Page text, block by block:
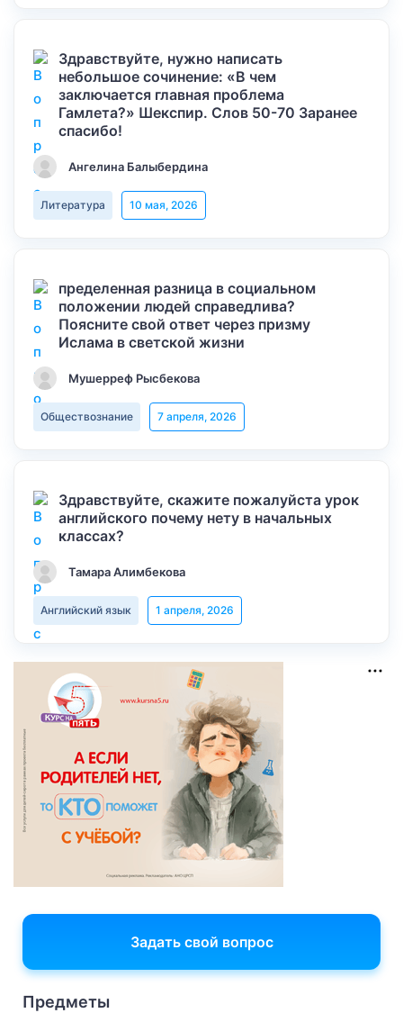
Здравствуйте, нужно написать
небольшое сочинение: «В чем
заключается главная проблема
Гамлета?» Шекспир. Слов 50-70 Заранее
спасибо!
Ангелина Балыбердина
Литература 10 мая, 2026
пределенная разница в социальном
положении людей справедлива?
Поясните свой ответ через призму
Ислама в светской жизни
Мушерреф Рысбекова
Обществознание 7 апреля, 2026
Здравствуйте, скажите пожалуйста урок
английского почему нету в начальных
классах?
Тамара Алимбекова
Английский язык 1 апреля, 2026
Задать свой вопрос
Предметы